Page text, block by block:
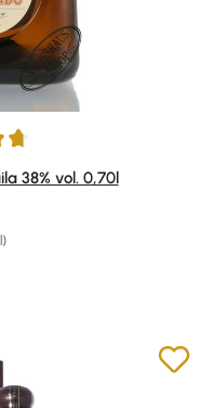
38% vol. 0,70l